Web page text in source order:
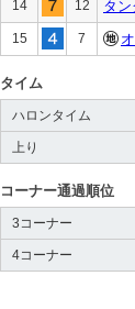
14 12 タ
15 7
タイム
ハロンタイム
上り
コーナー通過順位
3コーナー
4コーナー